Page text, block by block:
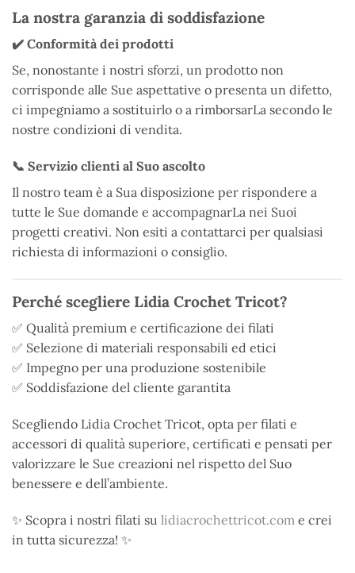
La nostra garanzia di soddisfazione
✔️ Conformità dei prodotti
Se, nonostante i nostri sforzi, un prodotto non
corrisponde alle Sue aspettative o presenta un difetto,
ci impegniamo a sostituirlo o a rimborsarLa secondo le
nostre condizioni di vendita.
📞 Servizio clienti al Suo ascolto
Il nostro team è a Sua disposizione per rispondere a
tutte le Sue domande e accompagnarLa nei Suoi
progetti creativi. Non esiti a contattarci per qualsiasi
richiesta di informazioni o consiglio.
Perché scegliere Lidia Crochet Tricot?
✅ Qualità premium e certificazione dei filati
✅ Selezione di materiali responsabili ed etici
✅ Impegno per una produzione sostenibile
✅ Soddisfazione del cliente garantita
Scegliendo Lidia Crochet Tricot, opta per filati e
accessori di qualità superiore, certificati e pensati per
valorizzare le Sue creazioni nel rispetto del Suo
benessere e dell’ambiente.
✨ Scopra i nostri filati su lidiacrochettricot.com e crei
in tutta sicurezza! ✨